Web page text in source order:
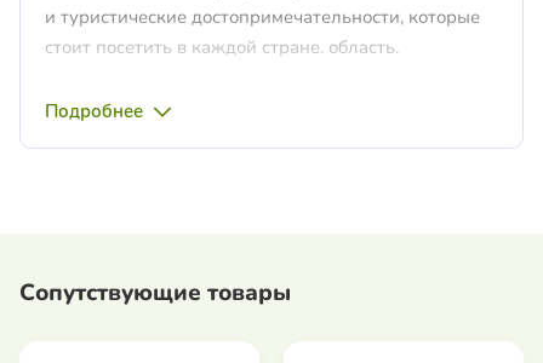
и туристические достопримечательности, которые
стоит посетить в каждой стране. область.
сложности, — это интерактивный и эффективный
способ проверить свои знания. Этот интерактивный
В комплект входит:
- глобус с политической картой и описаниями на
Подробнее
Сопутствующие товары